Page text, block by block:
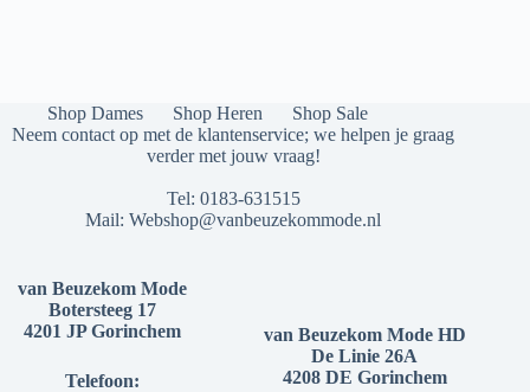
Shop Dames Shop Heren
Shop Sale
Neem contact op met de klantenservice; we helpen je graag
verder met jouw vraag!
Tel: 0183-631515
Mail:Webshop@vanbeuzekommode.nl
van Beuzekom Mode
Botersteeg 17
4201 JP Gorinchem
Telefoon:
van Beuzekom Mode HD
De Linie 26A
4208 DE Gorinchem